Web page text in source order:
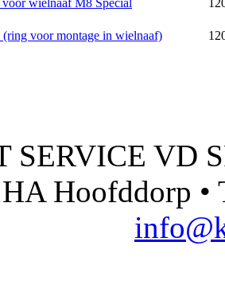
voor wielnaaf M8 Special
voor montage in wielnaaf)
VD
Hoofddorp •